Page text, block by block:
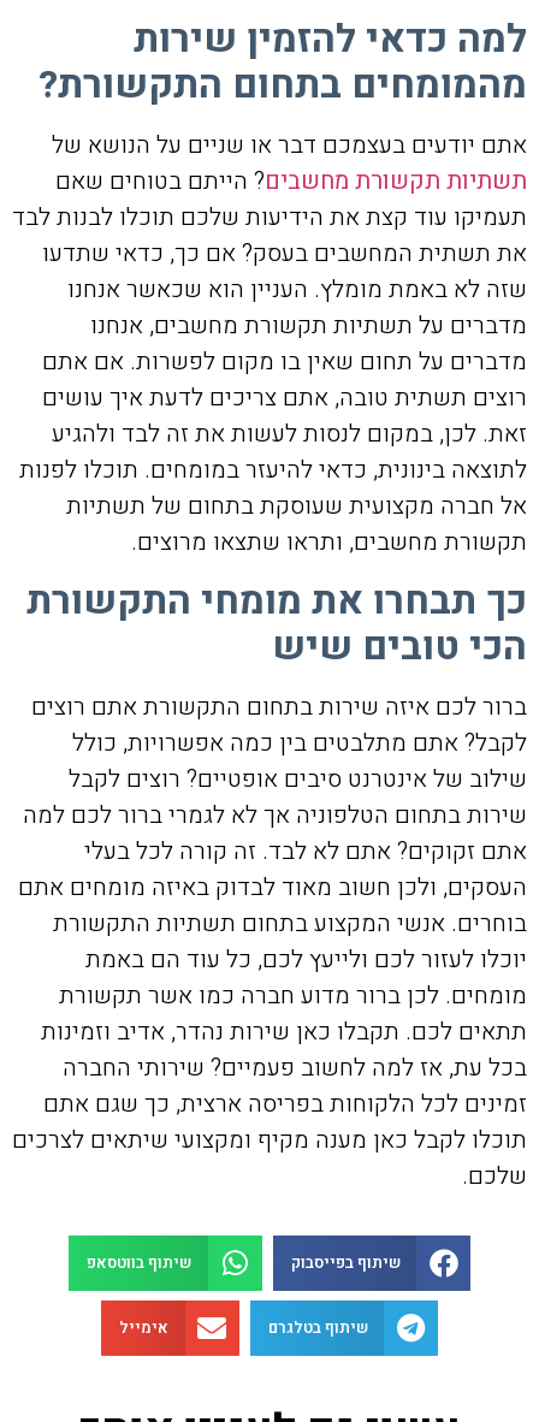
למה כדאי להזמין שירות
מהמומחים בתחום התקשורת?
אתם יודעים בעצמכם דבר או שניים על הנושא של
תשתיות תקשורת מחשבים? הייתם בטוחים שאם
תעמיקו עוד קצת את הידיעות שלכם תוכלו לבנות לבד
את תשתית המחשבים בעסק? אם כך, כדאי שתדעו
שזה לא באמת מומלץ. העניין הוא שכאשר אנחנו
מדברים על תשתיות תקשורת מחשבים, אנחנו
מדברים על תחום שאין בו מקום לפשרות. אם אתם
רוצים תשתית טובה, אתם צריכים לדעת איך עושים
זאת. לכן, במקום לנסות לעשות את זה לבד ולהגיע
לתוצאה בינונית, כדאי להיעזר במומחים. תוכלו לפנות
אל חברה מקצועית שעוסקת בתחום של תשתיות
תקשורת מחשבים, ותראו שתצאו מרוצים.
כך תבחרו את מומחי התקשורת
הכי טובים שיש
ברור לכם איזה שירות בתחום התקשורת אתם רוצים
לקבל? אתם מתלבטים בין כמה אפשרויות, כולל
שילוב של אינטרנט סיבים אופטיים? רוצים לקבל
שירות בתחום הטלפוניה אך לא לגמרי ברור לכם למה
אתם זקוקים? אתם לא לבד. זה קורה לכל בעלי
העסקים, ולכן חשוב מאוד לבדוק באיזה מומחים אתם
בוחרים. אנשי המקצוע בתחום תשתיות התקשורת
יוכלו לעזור לכם ולייעץ לכם, כל עוד הם באמת
מומחים. לכן ברור מדוע חברה כמו אשר תקשורת
תתאים לכם. תקבלו כאן שירות נהדר, אדיב וזמינות
בכל עת, אז למה לחשוב פעמיים? שירותי החברה
זמינים לכל הלקוחות בפריסה ארצית, כך שגם אתם
תוכלו לקבל כאן מענה מקיף ומקצועי שיתאים לצרכים
שלכם.
שיתוף בפייסבוק שיתוף בווטסאפ
שיתוף בטלגרם אימייל